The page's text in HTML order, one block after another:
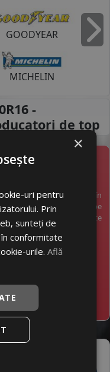
GOODYEAR
MICHELIN
-
de top
industria anvelopelor în
exclusive? Abonați-vă pe
cele mai bune oferte
and the Google
Terms of Service
×
uri pentru
Prin
sunteți de
conformitate
urile.Află